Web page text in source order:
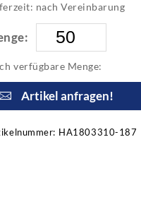
nach Vereinbarung
verfügbare Menge:
Artikel anfragen!
HA1803310-187